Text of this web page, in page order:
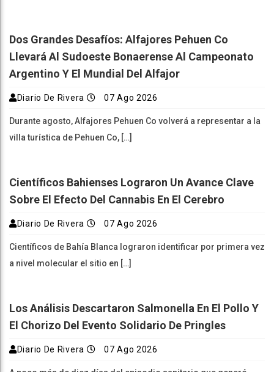
Dos Grandes Desafíos: Alfajores Pehuen Co
Llevará Al Sudoeste Bonaerense Al Campeonato
Argentino Y El Mundial Del Alfajor
Diario De Rivera 07 Ago 2026
Durante agosto, Alfajores Pehuen Co volverá a representar a la
villa turística de Pehuen Co, […]
Científicos Bahienses Lograron Un Avance Clave
Sobre El Efecto Del Cannabis En El Cerebro
Diario De Rivera 07 Ago 2026
Científicos de Bahía Blanca lograron identificar por primera vez
a nivel molecular el sitio en […]
Los Análisis Descartaron Salmonella En El Pollo Y
El Chorizo Del Evento Solidario De Pringles
Diario De Rivera 07 Ago 2026